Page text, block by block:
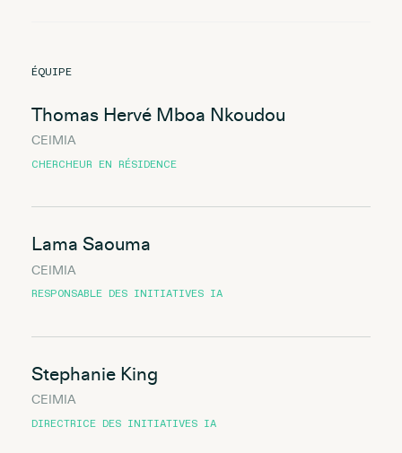
ÉQUIPE
Thomas Hervé Mboa Nkoudou
CEIMIA
CHERCHEUR EN RÉSIDENCE
Lama Saouma
CEIMIA
RESPONSABLE DES INITIATIVES IA
Stephanie King
CEIMIA
DIRECTRICE DES INITIATIVES IA